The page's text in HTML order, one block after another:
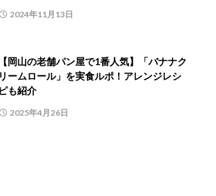
2024年11月13日
【岡山の老舗パン屋で1番人気】「バナナク
リームロール」を実食ルポ！アレンジレシ
ピも紹介
2025年4月26日